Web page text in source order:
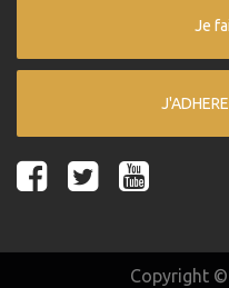
Je
Copyright